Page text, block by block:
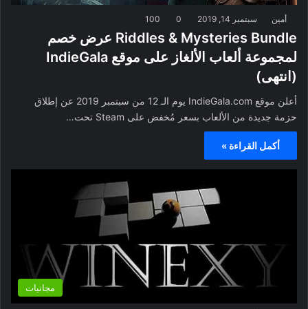
أمين سبتمبر 14, 2019 0
100
Riddles & Mysteries Bundle عرض خصم
لمجموعة ألعاب الألغاز على موقع IndieGala
(انتهى)
أعلن موقع IndieGala.com يوم الـ 12 من سبتمبر 2019 عن إطلاق
حزمة جديدة من الألعاب بسعر مُخفض على Steam تحت…
أكمل القراءة »
مجانيات